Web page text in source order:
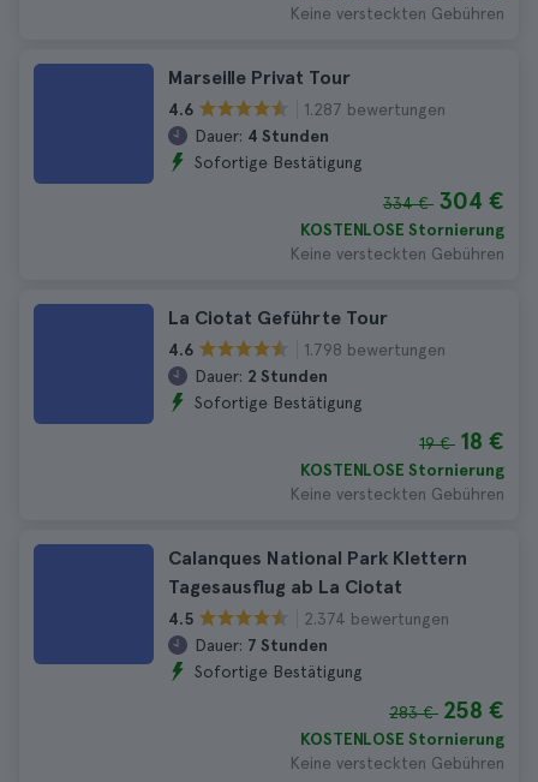
Keine versteckten Gebühren
Marseille Privat Tour
4.6
1.287 bewertungen
Dauer: 4 Stunden
Sofortige Bestätigung
334 € 304 €
KOSTENLOSE Stornierung
Keine versteckten Gebühren
La Ciotat Geführte Tour
4.6
1.798 bewertungen
Dauer: 2 Stunden
Sofortige Bestätigung
19 € 18 €
KOSTENLOSE Stornierung
Keine versteckten Gebühren
Calanques National Park Klettern
Tagesausflug ab La Ciotat
4.5
2.374 bewertungen
Dauer: 7 Stunden
Sofortige Bestätigung
283 € 258 €
KOSTENLOSE Stornierung
Keine versteckten Gebühren